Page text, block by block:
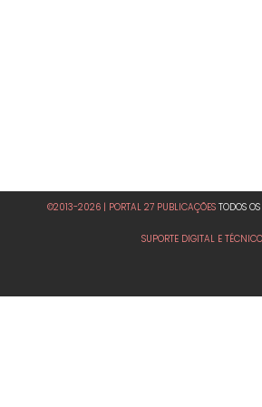
©2013-2026 | PORTAL 27 PUBLICAÇÕES TODOS
SUPORTE DIGITAL E